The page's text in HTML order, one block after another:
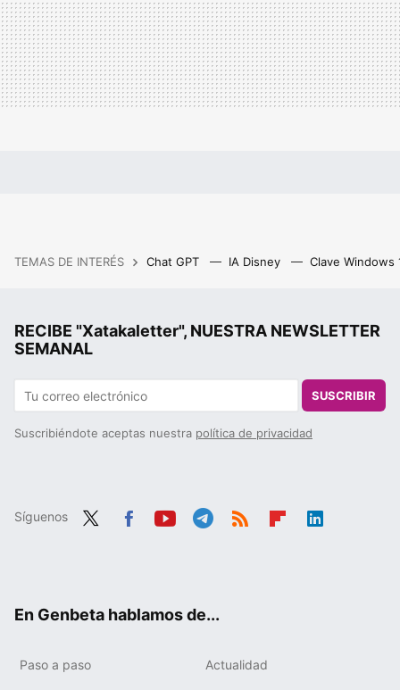
TEMAS DE INTERÉS Chat GPT IA Disney Clave Windows
RECIBE "Xatakaletter", NUESTRA NEWSLETTER
SEMANAL
SUSCRIBIR
Suscribiéndote aceptas nuestra política de privacidad
Síguenos
En Genbeta hablamos de...
Paso a paso Actualidad